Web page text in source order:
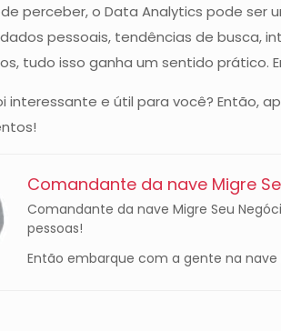
perceber, o Data Analytics pode ser
pessoais, tendências de busca,
tudo isso ganha um sentido prático.
interessante e útil para você? Então,
Comandante da nave Migre
Comandante da nave Migre Seu
pessoas!
Então embarque com a gente na nave